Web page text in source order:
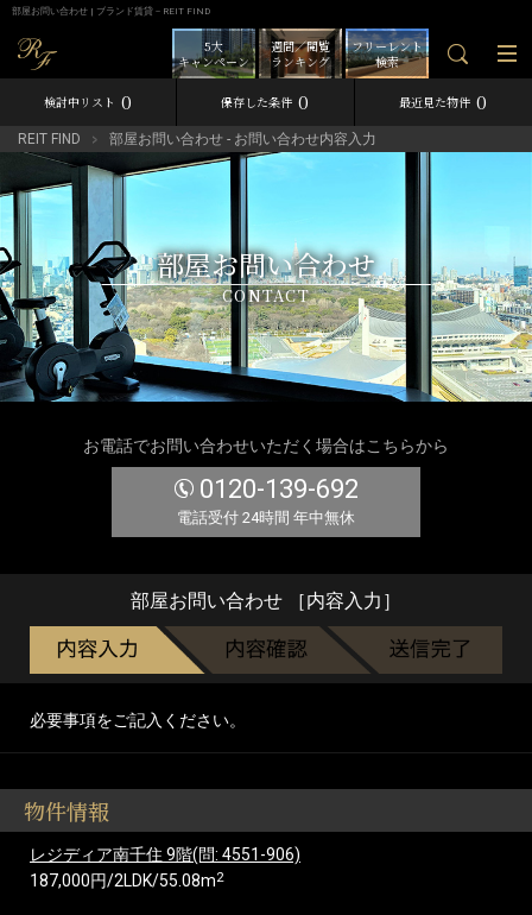
部屋お問い合わせ | ブランド賃貸－REIT FIND
フリーレント
検索
週間／閲覧
ランキング
5大
キャンペーン
検討中リスト 0 保存した条件 0 最近見た物件 0
REIT FIND 部屋お問い合わせ - お問い合わせ内容入力
部屋お問い合わせ
CONTACT
お電話でお問い合わせいただく場合はこちらから
0120-139-692
電話受付 24時間 年中無休
部屋お問い合わせ ［内容入力］
必要事項をご記入ください。
物件情報
レジディア南千住 9階(問: 4551-906)
187,000円/2LDK/55.08m2